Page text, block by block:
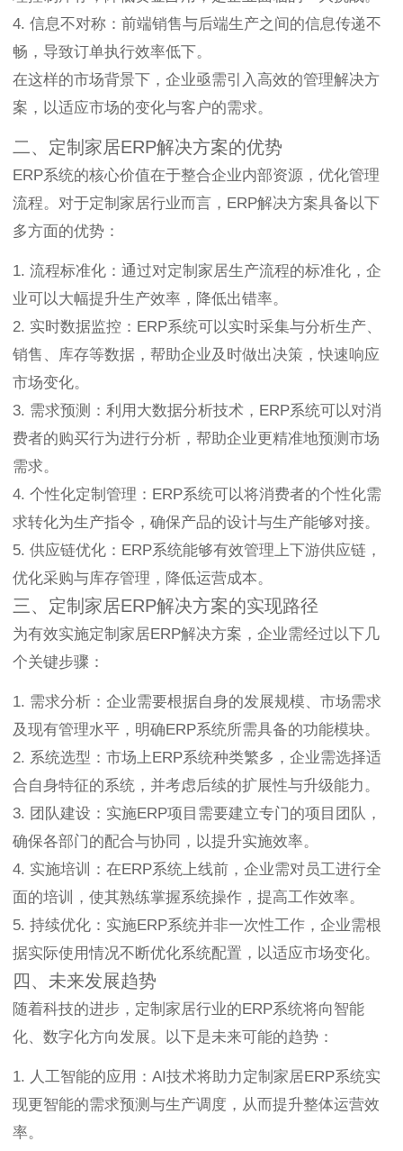
4. 信息不对称：前端销售与后端生产之间的信息传递不
畅，导致订单执行效率低下。
在这样的市场背景下，企业亟需引入高效的管理解决方
案，以适应市场的变化与客户的需求。
二、定制家居ERP解决方案的优势
ERP系统的核心价值在于整合企业内部资源，优化管理
流程。对于定制家居行业而言，ERP解决方案具备以下
多方面的优势：
1. 流程标准化：通过对定制家居生产流程的标准化，企
业可以大幅提升生产效率，降低出错率。
2. 实时数据监控：ERP系统可以实时采集与分析生产、
销售、库存等数据，帮助企业及时做出决策，快速响应
市场变化。
3. 需求预测：利用大数据分析技术，ERP系统可以对消
费者的购买行为进行分析，帮助企业更精准地预测市场
需求。
4. 个性化定制管理：ERP系统可以将消费者的个性化需
求转化为生产指令，确保产品的设计与生产能够对接。
5. 供应链优化：ERP系统能够有效管理上下游供应链，
优化采购与库存管理，降低运营成本。
三、定制家居ERP解决方案的实现路径
为有效实施定制家居ERP解决方案，企业需经过以下几
个关键步骤：
1. 需求分析：企业需要根据自身的发展规模、市场需求
及现有管理水平，明确ERP系统所需具备的功能模块。
2. 系统选型：市场上ERP系统种类繁多，企业需选择适
合自身特征的系统，并考虑后续的扩展性与升级能力。
3. 团队建设：实施ERP项目需要建立专门的项目团队，
确保各部门的配合与协同，以提升实施效率。
4. 实施培训：在ERP系统上线前，企业需对员工进行全
面的培训，使其熟练掌握系统操作，提高工作效率。
5. 持续优化：实施ERP系统并非一次性工作，企业需根
据实际使用情况不断优化系统配置，以适应市场变化。
四、未来发展趋势
随着科技的进步，定制家居行业的ERP系统将向智能
化、数字化方向发展。以下是未来可能的趋势：
1. 人工智能的应用：AI技术将助力定制家居ERP系统实
现更智能的需求预测与生产调度，从而提升整体运营效
率。